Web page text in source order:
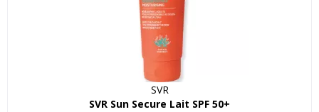
SVR
SVR Sun Secure Lait SPF 50+